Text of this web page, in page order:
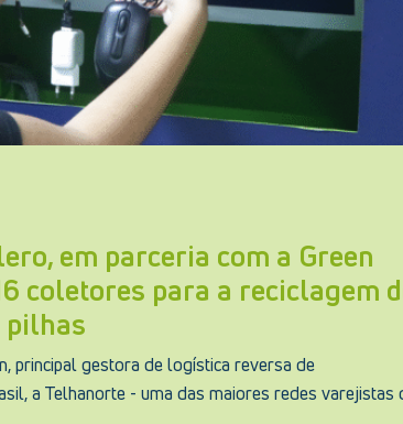
em parceria com a Green
coletores para a reciclagem
principal gestora de logística reversa de
a Telhanorte - uma das maiores redes varejistas